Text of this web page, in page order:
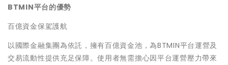
BTMIN平台的優勢
百億資金保駕護航
以國際金融集團為依託，擁有百億資金池，為BTMIN平台運營及
交易流動性提供充足保障。使用者無需擔心因平台運營壓力帶來